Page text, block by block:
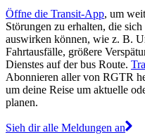
Öffne die Transit-App, um
Störungen zu erhalten, die
auswirken können, wie z. B.
Fahrtausfälle, größere
Dienstes auf der bus Route.
Abonnieren aller von RGTR
um deine Reise um aktuelle
planen.
Sieh dir alle Meldungen an